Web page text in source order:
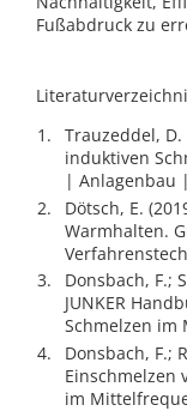
Fußabdruck zu
Trauzeddel,
induktiven
| Anlagenbau
Dötsch, E.
Warmhalten.
Donsbach, F.;
JUNKER
Schmelzen im
Donsbach, F.;
Einschmelzen
im